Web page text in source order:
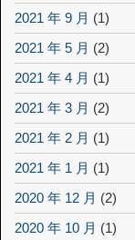
2021 年 9 月 (1)
2021 年 5 月 (2)
2021 年 4 月 (1)
2021 年 3 月 (2)
2021 年 2 月 (1)
2021 年 1 月 (1)
2020 年 12 月 (2)
2020 年 10 月 (1)